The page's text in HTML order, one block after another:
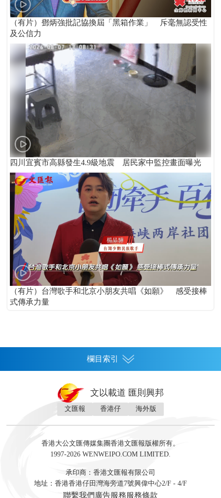
（有片）鄧炳強批記協換屆「黑箱作業」 斥毫無認受性
及公信力
四川宜賓市高縣發生4.9級地震 居民家中監控畫面曝光
（有片）台灣歌手和北京小朋友共唱《如願》 感受接棒
式傳承力量
欄目索引
灣區人
財經 地產 投資 財評 數字經濟
訪談 直播 經湋論
藝術 文學
文以載道 匯則興邦
文匯報 香港仔 海外版
香港大公文匯傳媒集團香港文匯報版權所有。
1997-2026 WENWEIPO.COM LIMITED.
承印商：香港文匯報有限公司
地址：香港香港仔田灣海旁道7號興偉中心2/F - 4/F
聯繫我們 廣告服務服務條款